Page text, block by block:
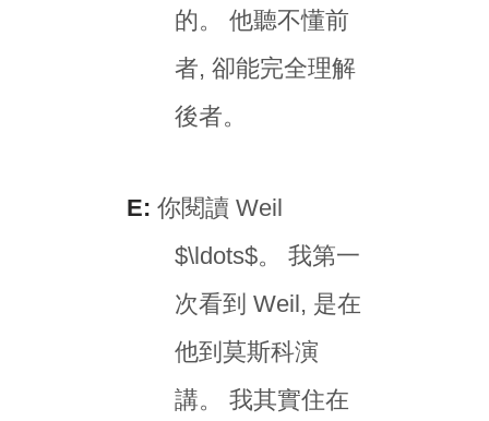
的。 他聽不懂前
者, 卻能完全理解
後者。
E: 你閱讀 Weil
$\ldots$。 我第一
次看到 Weil, 是在
他到莫斯科演
講。 我其實住在